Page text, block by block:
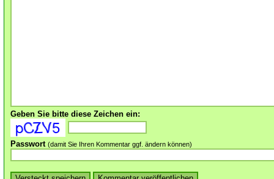
Geben Sie bitte diese Zeichen ein:
Passwort (damit Sie Ihren Kommentar ggf. ändern können)